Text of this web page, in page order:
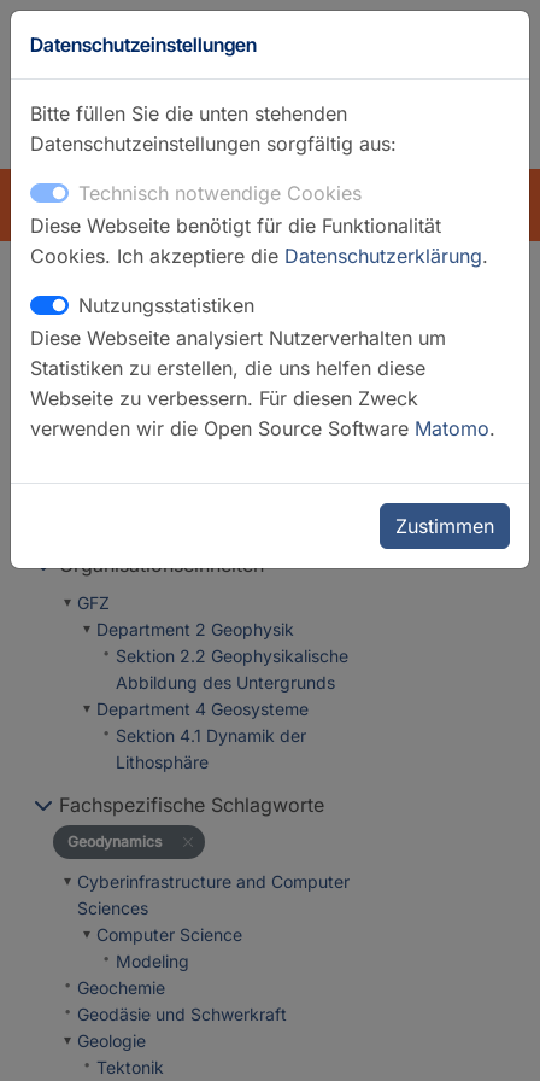
GFZ-Startseite
ÜBERSICHT
Suchfilter
Kategorien
Organisationseinheiten
GFZ
Department 2 Geophysik
Sektion 2.2 Geophysikalische
Abbildung des Untergrunds
Department 4 Geosysteme
Sektion 4.1 Dynamik der
Lithosphäre
Fachspezifische Schlagworte
Geodynamics
Cyberinfrastructure and Computer
Sciences
Computer Science
Modeling
Geochemie
Geodäsie und Schwerkraft
Geologie
Tektonik
Datenschutzeinstellungen
Bitte füllen Sie die unten stehenden
Datenschutzeinstellungen sorgfältig aus:
Technisch notwendige Cookies
Diese Webseite benötigt für die Funktionalität
Cookies. Ich akzeptiere die Datenschutzerklärung.
Nutzungsstatistiken
Diese Webseite analysiert Nutzerverhalten um
Statistiken zu erstellen, die uns helfen diese
Webseite zu verbessern. Für diesen Zweck
verwenden wir die Open Source Software Matomo.
Zustimmen